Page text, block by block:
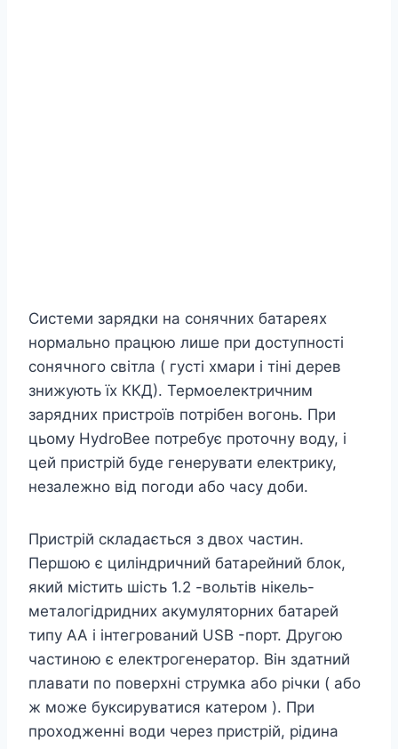
Системи зарядки на сонячних батареях
нормально працюю лише при доступності
сонячного світла ( густі хмари і тіні дерев
знижують їх ККД). Термоелектричним
зарядних пристроїв потрібен вогонь. При
цьому HydroBee потребує проточну воду, і
цей пристрій буде генерувати електрику,
незалежно від погоди або часу доби.
Пристрій складається з двох частин.
Першою є циліндричний батарейний блок,
який містить шість 1.2 -вольтів нікель-
металогідридних акумуляторних батарей
типу АА і інтегрований USB -порт. Другою
частиною є електрогенератор. Він здатний
плавати по поверхні струмка або річки ( або
ж може буксируватися катером ). При
проходженні води через пристрій, рідина